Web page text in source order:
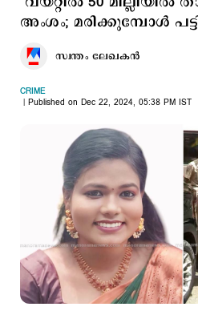
അംശം; മരിക്കുമ്പോൾ
സ്വന്തം ലേഖകൻ
CRIME
Published on Dec 22, 2024, 05:38 PM IST